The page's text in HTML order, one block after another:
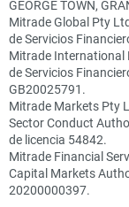
GEORGE TOWN,
Mitrade Global Pty
de Servicios
Mitrade International
de Servicios
GB20025791.
Mitrade Markets Pty
Sector Conduct
de licencia 54842.
Mitrade Financial
Capital Markets
20200000397.